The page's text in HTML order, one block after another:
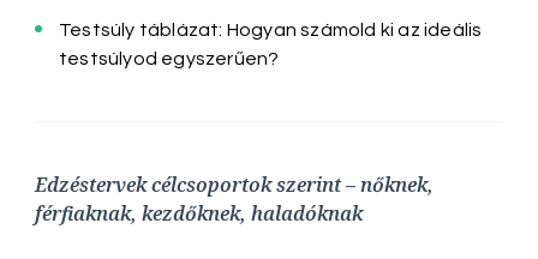
Testsúly táblázat: Hogyan számold ki az ideális
testsúlyod egyszerűen?
Edzéstervek célcsoportok szerint – nőknek,
férfiaknak, kezdőknek, haladóknak